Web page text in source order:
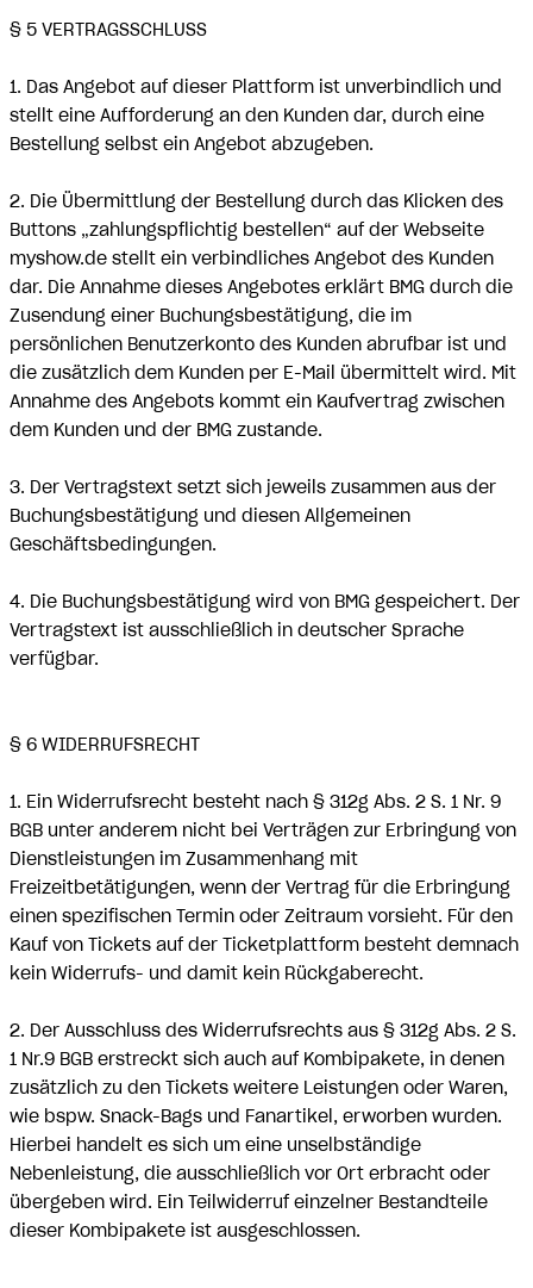
§ 5 VERTRAGSSCHLUSS
1. Das Angebot auf dieser Plattform ist unverbindlich und
stellt eine Aufforderung an den Kunden dar, durch eine
Bestellung selbst ein Angebot abzugeben.
2. Die Übermittlung der Bestellung durch das Klicken des
Buttons „zahlungspflichtig bestellen“ auf der Webseite
myshow.de stellt ein verbindliches Angebot des Kunden
dar. Die Annahme dieses Angebotes erklärt BMG durch die
Zusendung einer Buchungsbestätigung, die im
persönlichen Benutzerkonto des Kunden abrufbar ist und
die zusätzlich dem Kunden per E-Mail übermittelt wird. Mit
Annahme des Angebots kommt ein Kaufvertrag zwischen
dem Kunden und der BMG zustande.
3. Der Vertragstext setzt sich jeweils zusammen aus der
Buchungsbestätigung und diesen Allgemeinen
Geschäftsbedingungen.
4. Die Buchungsbestätigung wird von BMG gespeichert. Der
Vertragstext ist ausschließlich in deutscher Sprache
verfügbar.
§ 6 WIDERRUFSRECHT
1. Ein Widerrufsrecht besteht nach § 312g Abs. 2 S. 1 Nr. 9
BGB unter anderem nicht bei Verträgen zur Erbringung von
Dienstleistungen im Zusammenhang mit
Freizeitbetätigungen, wenn der Vertrag für die Erbringung
einen spezifischen Termin oder Zeitraum vorsieht. Für den
Kauf von Tickets auf der Ticketplattform besteht demnach
kein Widerrufs- und damit kein Rückgaberecht.
2. Der Ausschluss des Widerrufsrechts aus § 312g Abs. 2 S.
1 Nr.9 BGB erstreckt sich auch auf Kombipakete, in denen
zusätzlich zu den Tickets weitere Leistungen oder Waren,
wie bspw. Snack-Bags und Fanartikel, erworben wurden.
Hierbei handelt es sich um eine unselbständige
Nebenleistung, die ausschließlich vor Ort erbracht oder
übergeben wird. Ein Teilwiderruf einzelner Bestandteile
dieser Kombipakete ist ausgeschlossen.